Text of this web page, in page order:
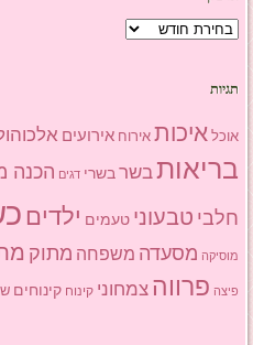
ארכיון
תגיות
אוכל איכות אירוח אירועים
בריאותבשר בשרי דגים הכנה
חלבי טבעוני טעמים ילדים
מוסיקה מסעדה משפחה מתוק
פיצה פרווה צמחוני קינוח קינוחים